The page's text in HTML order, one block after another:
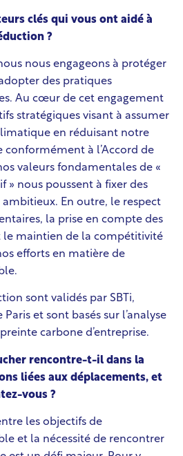
clés qui vous ont aidé à
?
nous engageons à protéger
des pratiques
Au cœur de cet engagement
stratégiques visant à assumer
en réduisant notre
à l’Accord de
valeurs fondamentales de «
» nous poussent à fixer des
En outre, le respect
la prise en compte des
le maintien de la compétitivité
efforts en matière de
sont validés par SBTi,
Paris et sont basés sur l’analyse
carbone d’entreprise.
rencontre-t-il dans la
liées aux déplacements, et
vous ?
les objectifs de
et la nécessité de rencontrer